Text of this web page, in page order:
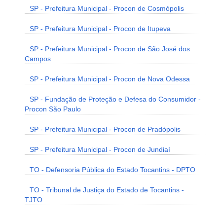
SP - Prefeitura Municipal - Procon de Cosmópolis
SP - Prefeitura Municipal - Procon de Itupeva
SP - Prefeitura Municipal - Procon de São José dos
Campos
SP - Prefeitura Municipal - Procon de Nova Odessa
SP - Fundação de Proteção e Defesa do Consumidor -
Procon São Paulo
SP - Prefeitura Municipal - Procon de Pradópolis
SP - Prefeitura Municipal - Procon de Jundiaí
TO - Defensoria Pública do Estado Tocantins - DPTO
TO - Tribunal de Justiça do Estado de Tocantins -
TJTO